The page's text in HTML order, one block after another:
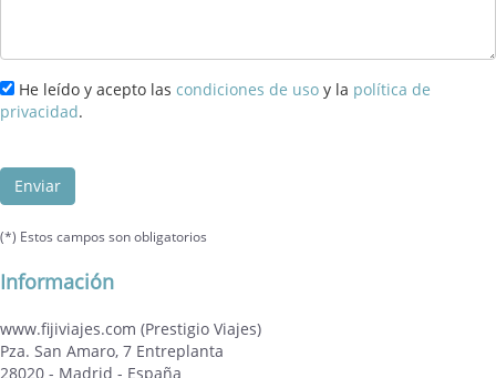
He leído y acepto las condiciones de uso y la política de
privacidad.
Enviar
(*) Estos campos son obligatorios
Información
www.fijiviajes.com (Prestigio Viajes)
Pza. San Amaro, 7 Entreplanta
28020 - Madrid - España